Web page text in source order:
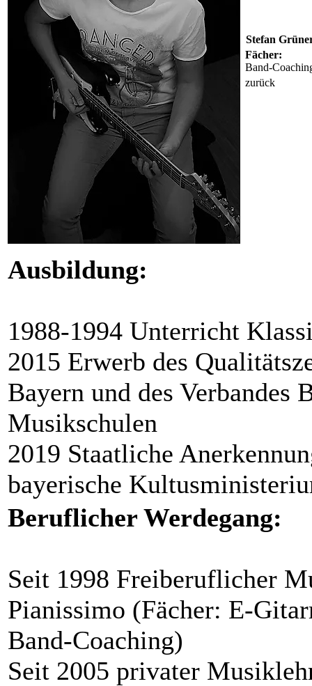
Stefan
Fächer:
Band-
zurück
Ausbildung:
1988-1994 Unterricht
2015 Erwerb des
Bayern und des Verbandes
Musikschulen
2019 Staatliche
bayerische
Beruflicher Werdegang:
Seit 1998 Freiberuflicher
Pianissimo (Fächer: E-
Band-Coaching)
Seit 2005 privater